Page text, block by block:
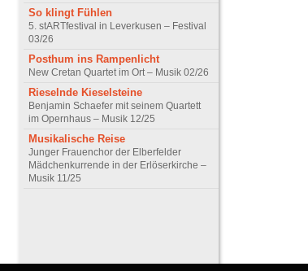
So klingt Fühlen
5. stARTfestival in Leverkusen – Festival
03/26
Posthum ins Rampenlicht
New Cretan Quartet im Ort – Musik 02/26
Rieselnde Kieselsteine
Benjamin Schaefer mit seinem Quartett
im Opernhaus – Musik 12/25
Musikalische Reise
Junger Frauenchor der Elberfelder
Mädchenkurrende in der Erlöserkirche –
Musik 11/25